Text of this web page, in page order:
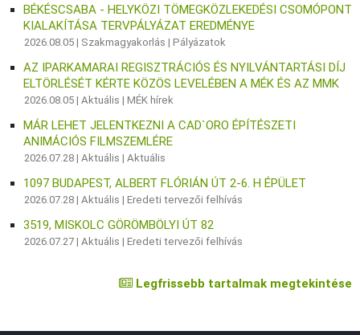
BÉKÉSCSABA - HELYKÖZI TÖMEGKÖZLEKEDÉSI CSOMÓPONT
KIALAKÍTÁSA TERVPÁLYÁZAT EREDMÉNYE
2026.08.05 | Szakmagyakorlás |Pályázatok
AZ IPARKAMARAI REGISZTRÁCIÓS ÉS NYILVÁNTARTÁSI DÍJ
ELTÖRLÉSÉT KÉRTE KÖZÖS LEVELÉBEN A MÉK ÉS AZ MMK
2026.08.05 |Aktuális |MÉK hírek
MÁR LEHET JELENTKEZNI A CAD`ORO ÉPÍTÉSZETI
ANIMÁCIÓS FILMSZEMLÉRE
2026.07.28 |Aktuális |Aktuális
1097 BUDAPEST, ALBERT FLÓRIÁN ÚT 2-6. H ÉPÜLET
2026.07.28 |Aktuális |Eredeti tervezői felhívás
3519, MISKOLC GÖRÖMBÖLYI ÚT 82
2026.07.27 |Aktuális |Eredeti tervezői felhívás
Legfrissebb tartalmak megtekintése